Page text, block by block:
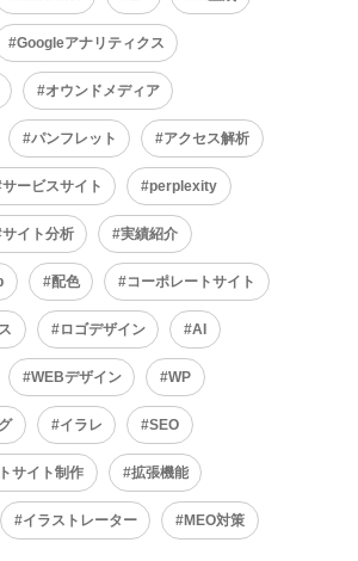
Googleアナリティクス
オウンドメディア
パンフレット アクセス解析
サービスサイト perplexity
サイト分析 実績紹介
配色 コーポレートサイト
ロゴデザイン AI
WEBデザイン WP
イラレ SEO
サイト制作 拡張機能
イラストレーター MEO対策